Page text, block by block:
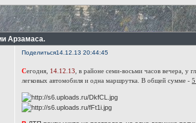
Арзамаса.
Поделиться14.12.13 20:44:45
Сегодня, 14.12.13 , в районе семи-восьми часов вечера,
легковых автомобиля и одна маршрутка. В общей сумме -5